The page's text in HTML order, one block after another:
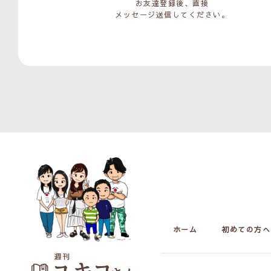
お友達登録後、直接
メッセージ送信してください。
ホーム 初めての方へ